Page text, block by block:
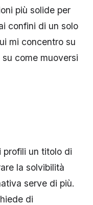
più solide per
confini di un solo
mi concentro su
come muoversi
profili un titolo di
la solvibilità
serve di più.
di